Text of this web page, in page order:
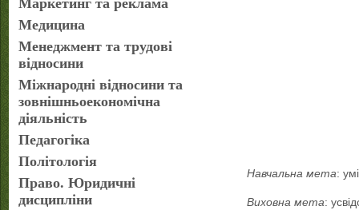
Маркетинг та реклама
Медицина
Менеджмент та трудові
відносини
Міжнародні відносини та
зовнішньоекономічна
діяльність
Педагогіка
Політологія
Право. Юридичні
дисципліни
Навчальна мета:
Виховна мета: